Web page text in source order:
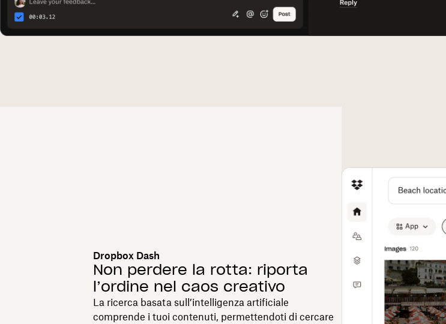
Dropbox Dash
Non perdere la rotta: riporta
l’ordine nel caos creativo
La ricerca basata sull’intelligenza artificiale
comprende i tuoi contenuti, permettendoti di cercare